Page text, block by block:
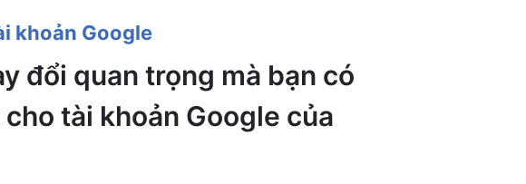
khoản Google
đổi quan trọng mà bạn có
tài khoản Google của